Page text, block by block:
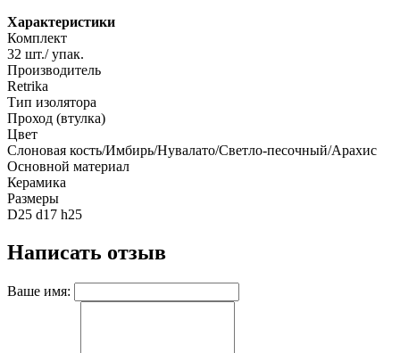
Характеристики
Комплект
32 шт./ упак.
Производитель
Retrika
Тип изолятора
Проход (втулка)
Цвет
Слоновая кость/Имбирь/Нувалато/Светло-песочный/Арахис
Основной материал
Керамика
Размеры
D25 d17 h25
Написать отзыв
Ваше имя: